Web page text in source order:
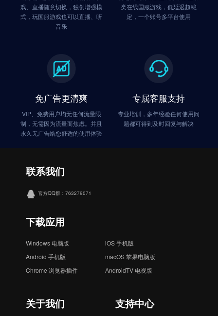
率土之滨
实况足球
天下-应龙劫
戏、直播随意切换，独创增强模
式，玩国服游戏也可以直播、听
音乐
类在线国服游戏，低延迟超稳
定，一个账号多平台使用
免广告更清爽
VIP、免费用户均无任何流量限
制，无需因为流量而焦虑。并且
永久无广告给您舒适的使用体验
专属客服支持
专业培训，多年经验任何使用问
题都可得到及时回复与解决
联系我们
官方QQ群：763279071
下载应用
Windows 电脑版
iOS 手机版
Android 手机版
macOS 苹果电脑版
Chrome 浏览器插件
AndroidTV 电视版
关于我们 支持中心